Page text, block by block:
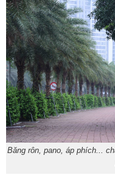
Băng rôn, pano, áp phích...